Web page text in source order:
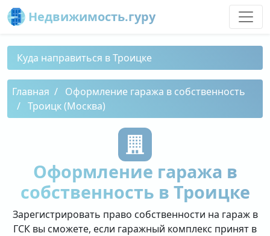
Недвижимость.гуру
Куда направиться в Троицке
Главная
Оформление гаража в собственность
Троицк (Москва)
Оформление гаража в
собственность в Троицке
Зарегистрировать право собственности на гараж в
ГСК вы сможете, если гаражный комплекс принят в